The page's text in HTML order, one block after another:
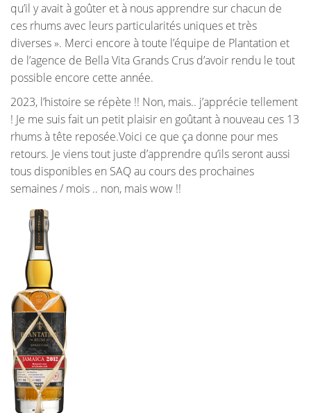
qu’il y avait à goûter et à nous apprendre sur chacun de
ces rhums avec leurs particularités uniques et très
diverses ». Merci encore à toute l’équipe de Plantation et
de l’agence de Bella Vita Grands Crus d’avoir rendu le tout
possible encore cette année.
2023, l’histoire se répète !! Non, mais.. j’apprécie tellement
! Je me suis fait un petit plaisir en goûtant à nouveau ces 13
rhums à tête reposée.Voici ce que ça donne pour mes
retours. Je viens tout juste d’apprendre qu’ils seront aussi
tous disponibles en SAQ au cours des prochaines
semaines / mois .. non, mais wow !!